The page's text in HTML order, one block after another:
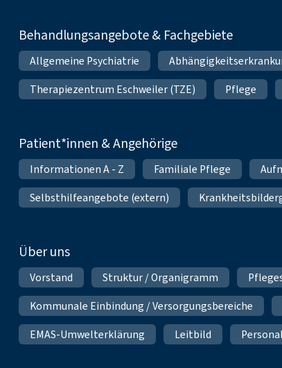
Behandlungsangebote & Fachgebiete
Allgemeine Psychiatrie
Therapiezentrum Eschweiler (TZE)
Pflege
Patient*innen & Angehörige
Informationen A - Z Familiale Pflege
Selbsthilfeangebote (extern)
Über uns
Vorstand Struktur / Organigramm
Kommunale Einbindung / Versorgungsbereiche
EMAS-Umwelterklärung
Leitbild